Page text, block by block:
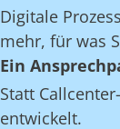
Digitale
mehr, für was
Ein
Statt
entwickelt.